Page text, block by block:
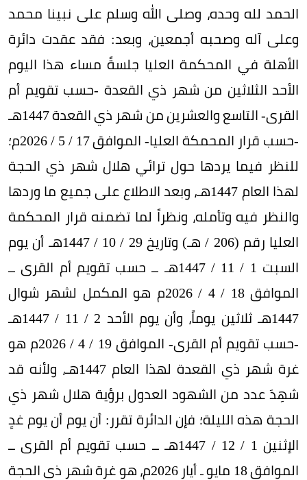
الحمد لله وحده، وصلى الله وسلم على نبينا محمد
وعلى آله وصحبه أجمعين، وبعد: فقد عقدت دائرة
الأهلة في المحكمة العليا جلسةً مساء هذا اليوم
الأحد الثلاثين من شهر ذي القعدة -حسب تقويم أم
القرى- التاسع والعشرين من شهر ذي القعدة 1447هـ
-حسب قرار المحمكة العليا- الموافق 17 / 5 / 2026م؛
للنظر فيما يردها حول ترائي هلال شهر ذي الحجة
لهذا العام 1447هـ، وبعد الاطلاع على جميع ما وردها
والنظر فيه وتأمله، ونظراً لما تضمنه قرار المحكمة
العليا رقم (206 / هـ) وتاريخ 29 / 10 / 1447هـ أن يوم
السبت 1 / 11 / 1447هـ ــ حسب تقويم أم القرى ــ
الموافق 18 / 4 / 2026م هو المكمل لشهر شوال
1447هـ ثلاثين يوماً، وأن يوم الأحد 2 / 11 / 1447هـ
-حسب تقويم أم القرى- الموافق 19 / 4 / 2026م هو
غرة شهر ذي القعدة لهذا العام 1447هـ، ولأنه قد
شهِدَ عدد من الشهود العدول برؤية هلال شهر ذي
الحجة هذه الليلة؛ فإن الدائرة تقرر: أن يوم أن يوم غدٍ
الإثنين 1 / 12 / 1447هـ ــ حسب تقويم أم القرى ــ
الموافق 18 مايو ـ أيار 2026م، هو غرة شهر ذي الحجة